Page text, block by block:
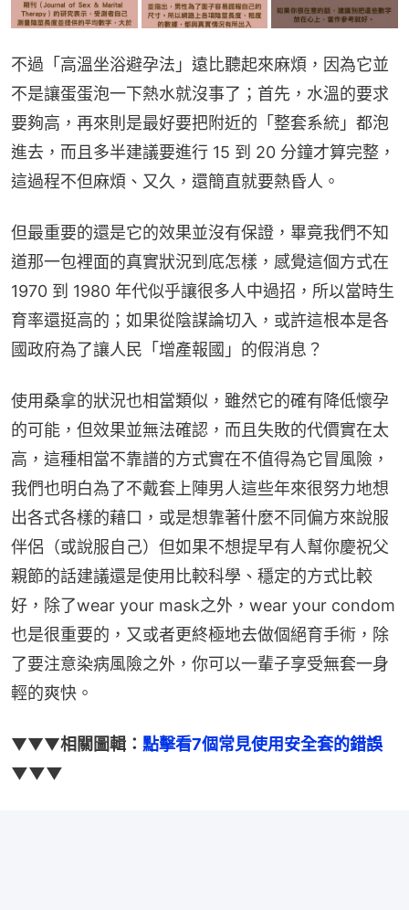
不過「高溫坐浴避孕法」遠比聽起來麻煩，因為它並
不是讓蛋蛋泡一下熱水就沒事了；首先，水溫的要求
要夠高，再來則是最好要把附近的「整套系統」都泡
進去，而且多半建議要進行 15 到 20 分鐘才算完整，
這過程不但麻煩、又久，還簡直就要熱昏人。
但最重要的還是它的效果並沒有保證，畢竟我們不知
道那一包裡面的真實狀況到底怎樣，感覺這個方式在
1970 到 1980 年代似乎讓很多人中過招，所以當時生
育率還挺高的；如果從陰謀論切入，或許這根本是各
國政府為了讓人民「增產報國」的假消息？
使用桑拿的狀況也相當類似，雖然它的確有降低懷孕
的可能，但效果並無法確認，而且失敗的代價實在太
高，這種相當不靠譜的方式實在不值得為它冒風險，
我們也明白為了不戴套上陣男人這些年來很努力地想
出各式各樣的藉口，或是想靠著什麼不同偏方來說服
伴侶（或說服自己）但如果不想提早有人幫你慶祝父
親節的話建議還是使用比較科學、穩定的方式比較
好，除了wear your mask之外，wear your condom
也是很重要的，又或者更終極地去做個絕育手術，除
了要注意染病風險之外，你可以一輩子享受無套一身
輕的爽快。
▼▼▼相關圖輯： 點擊看7個常見使用安全套的錯誤
▼▼▼